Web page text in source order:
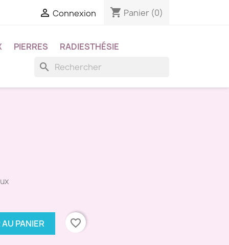
 Connexion shopping_cart Panier (0)
PIERRES RADIESTHÉSIE
search
PANIER favorite_border